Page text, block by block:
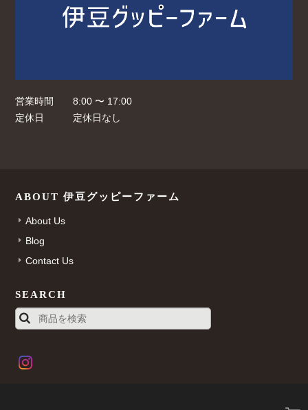
営業時間
8:00 〜 17:00
定休日
定休日なし
ABOUT 伊豆グッピーファーム
About Us
Blog
Contact Us
SEARCH